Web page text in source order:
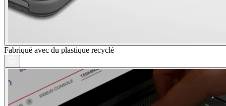
Fabriqué avec du plastique recyclé